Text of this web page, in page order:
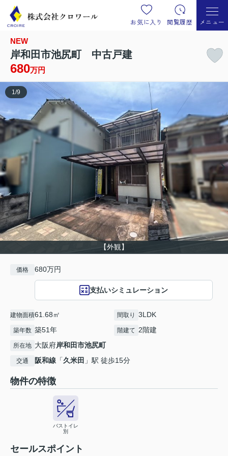
お気に入り 閲覧履歴 メニュー
NEW
岸和田市池尻町 中古戸建
680万円
【外観】
1 /9
価格 680万円
支払いシミュレーション
建物面積61.68㎡ 間取り 3LDK
築年数 築51年 階建て 2階建
所在地 大阪府岸和田市池尻町
交通 阪和線 「久米田 」駅 徒歩15分
物件の特徴
バストイレ
別
セールスポイント